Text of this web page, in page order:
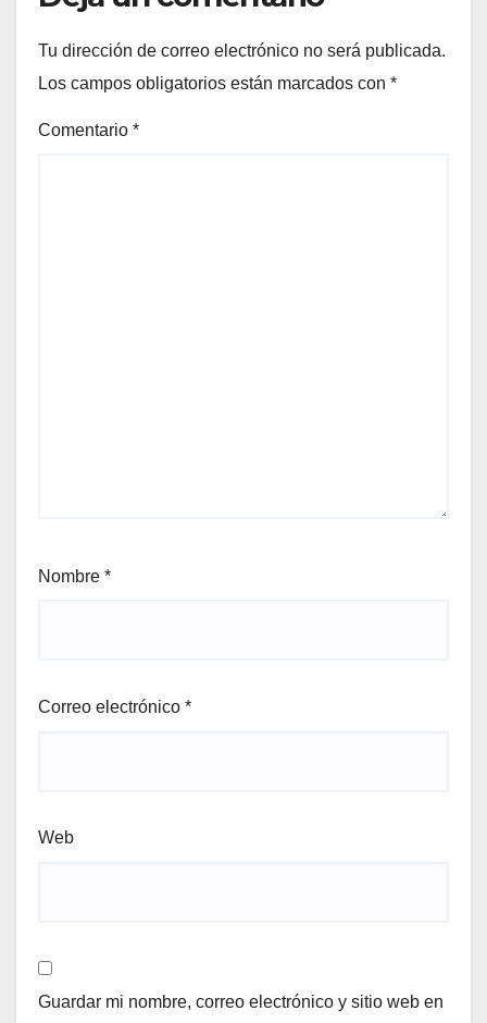
Tu dirección de correo electrónico no será publicada.
Los campos obligatorios están marcados con *
Comentario *
Nombre *
Correo electrónico *
Web
Guardar mi nombre, correo electrónico y sitio web en